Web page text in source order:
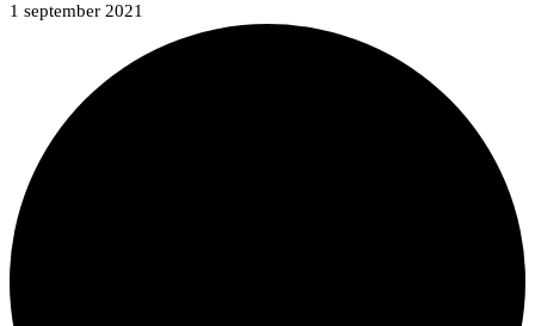
1 september 2021